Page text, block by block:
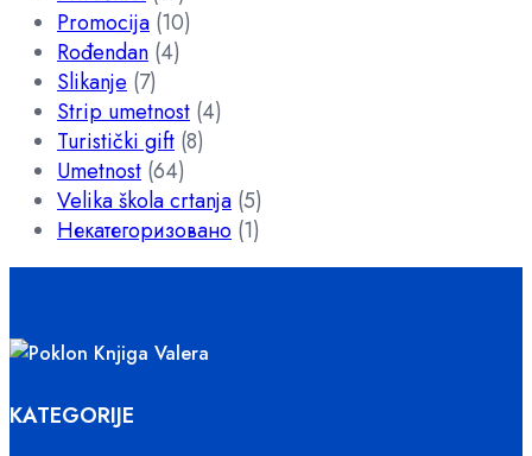
Promocija (10)
Rođendan (4)
Slikanje (7)
Strip umetnost (4)
Turistički gift (8)
Umetnost (64)
Velika škola crtanja (5)
Некатегоризовано (1)
KATEGORIJE